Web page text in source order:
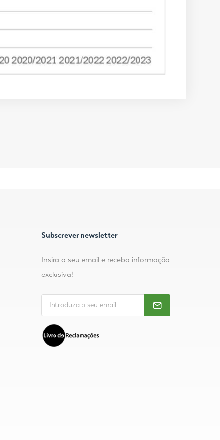
Subscrever newsletter
Insira o seu email e receba informação
exclusiva!